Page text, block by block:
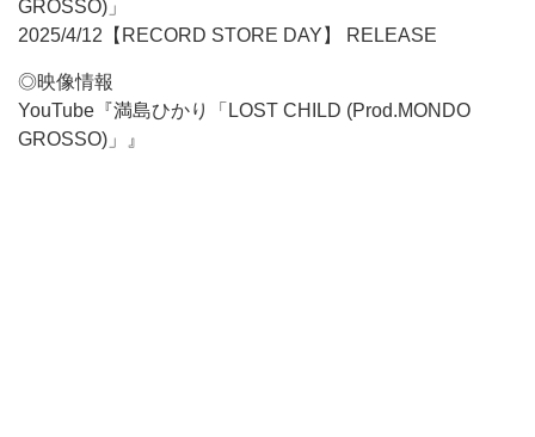
GROSSO)」
2025/4/12【RECORD STORE DAY】 RELEASE
◎映像情報
YouTube『満島ひかり「LOST CHILD (Prod.MONDO
GROSSO)」』